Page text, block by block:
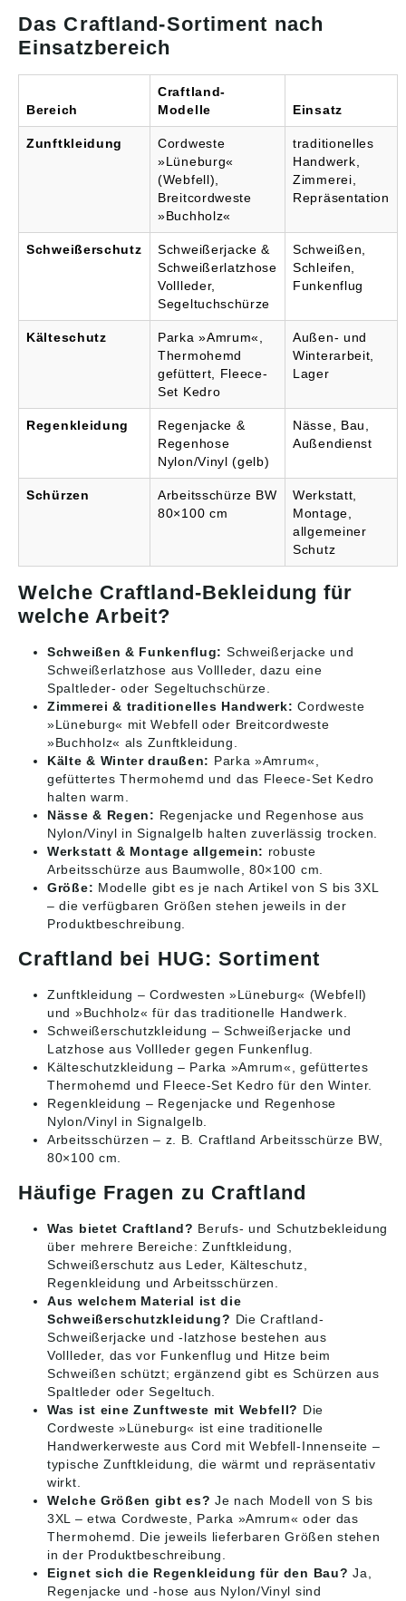
Das Craftland-Sortiment nach
Einsatzbereich
Bereich
Craftland-
Modelle
Einsatz
Zunftkleidung
Cordweste
»Lüneburg«
(Webfell),
Breitcordweste
»Buchholz«
traditionelles
Handwerk,
Zimmerei,
Repräsentation
Schweißerschutz
Schweißerjacke &
Schweißerlatzhose
Vollleder,
Segeltuchschürze
Schweißen,
Schleifen,
Funkenflug
Kälteschutz
Parka »Amrum«,
Thermohemd
gefüttert, Fleece-
Set Kedro
Außen- und
Winterarbeit,
Lager
Regenkleidung
Regenjacke &
Regenhose
Nylon/Vinyl (gelb)
Nässe, Bau,
Außendienst
Schürzen
Arbeitsschürze BW
80×100 cm
Werkstatt,
Montage,
allgemeiner
Schutz
Welche Craftland-Bekleidung für
welche Arbeit?
Schweißen & Funkenflug: Schweißerjacke und
Schweißerlatzhose aus Vollleder, dazu eine
Spaltleder- oder Segeltuchschürze.
Zimmerei & traditionelles Handwerk: Cordweste
»Lüneburg« mit Webfell oder Breitcordweste
»Buchholz« als Zunftkleidung
Kälte & Winter draußen: Parka »Amrum«,
gefüttertes Thermohemd und das Fleece-Set Kedro
halten warm.
Nässe & Regen: Regenjacke und Regenhose aus
Nylon/Vinyl in Signalgelb halten zuverlässig trocken.
Werkstatt & Montage allgemein: robuste
Arbeitsschürze aus Baumwolle, 80×100 cm.
Größe: Modelle gibt es je nach Artikel von S bis 3XL
– die verfügbaren Größen stehen jeweils in der
Produktbeschreibung.
Craftland bei HUG: Sortiment
Zunftkleidung – Cordwesten »Lüneburg« (Webfell)
und »Buchholz« für das traditionelle Handwerk.
Schweißerschutzkleidung – Schweißerjacke und
Latzhose aus Vollleder gegen Funkenflug.
Kälteschutzkleidung – Parka »Amrum«, gefüttertes
Thermohemd und Fleece-Set Kedro für den Winter.
Regenkleidung – Regenjacke und Regenhose
Nylon/Vinyl in Signalgelb.
Arbeitsschürzen – z. B. Craftland Arbeitsschürze BW,
80×100 cm.
Häufige Fragen zu Craftland
Was bietet Craftland? Berufs- und Schutzbekleidung
über mehrere Bereiche: Zunftkleidung,
Schweißerschutz aus Leder, Kälteschutz,
Regenkleidung und Arbeitsschürzen.
Aus welchem Material ist die
Schweißerschutzkleidung? Die Craftland-
Schweißerjacke und -latzhose bestehen aus
Vollleder, das vor Funkenflug und Hitze beim
Schweißen schützt; ergänzend gibt es Schürzen aus
Spaltleder oder Segeltuch.
Was ist eine Zunftweste mit Webfell? Die
Cordweste »Lüneburg« ist eine traditionelle
Handwerkerweste aus Cord mit Webfell-Innenseite –
typische Zunftkleidung, die wärmt und repräsentativ
wirkt.
Welche Größen gibt es? Je nach Modell von S bis
3XL – etwa Cordweste, Parka »Amrum« oder das
Thermohemd. Die jeweils lieferbaren Größen stehen
in der Produktbeschreibung.
Eignet sich die Regenkleidung für den Bau? Ja,
Regenjacke und -hose aus Nylon/Vinyl sind